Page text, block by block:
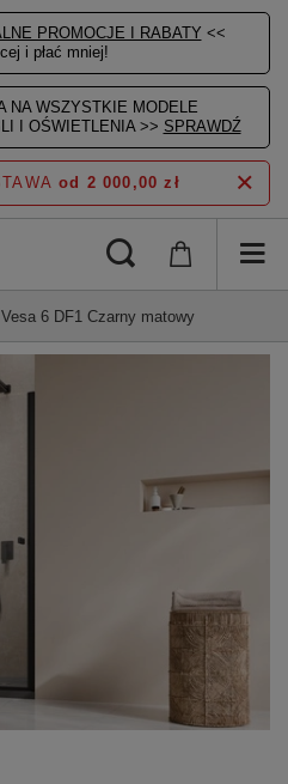
PROMOCJE I RABATY <<
i płać mniej!
NA WSZYSTKIE MODELE
I OŚWIETLENIA >> SPRAWDŹ
od 2 000,00 zł
Vesa 6 DF1 Czarny matowy